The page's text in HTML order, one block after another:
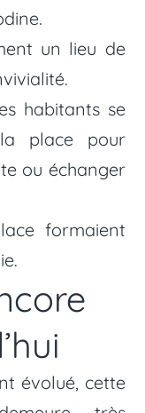
un lieu de
habitants se
place pour
ou échanger
formaient
évolué, cette